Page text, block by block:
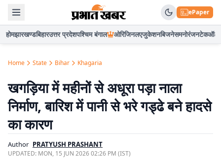
ePaper
होमझारखण्डबिहारउत्तर प्रदेशपश्चिम बंगाल ओरिजिनलएजुकेशनबिजनेसमनोरंजनटेकऑटो
Home State Bihar Khagaria
खगड़िया में महीनों से अधूरा पड़ा नाला
निर्माण, बारिश में पानी से भरे गड्ढे बने हादसे
का कारण
Author PRATYUSH PRASHANT
UPDATED: MON, 15 JUN 2026 02:26 PM (IST)